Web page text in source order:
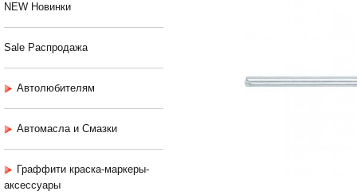
NEW Новинки
Sale Распродажа
Автолюбителям
Автомасла и Смазки
Граффити краска-маркеры-
аксессуары